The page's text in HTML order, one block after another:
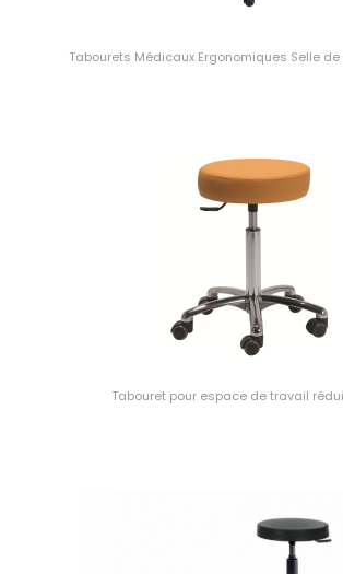
Tabourets Médicaux Ergonomiques Selle de
Tabouret pour espace de travail